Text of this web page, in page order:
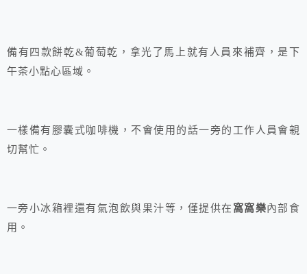
備有四款餅乾&葡萄乾，拿光了馬上就有人員來補齊，是下
午茶小點心區域。
一樣備有膠囊式咖啡機，不會使用的話一旁的工作人員會親
切幫忙。
一旁小冰箱裡還有氣泡飲與果汁等，僅提供在 窩窩樂內部食
用。